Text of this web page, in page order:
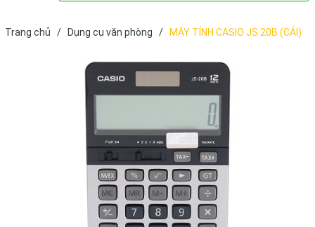
Trang chủ / Dụng cụ văn phòng / MÁY TÍNH CASIO JS 20B (CÁI)